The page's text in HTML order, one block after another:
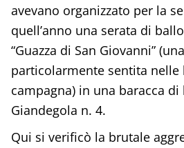
avevano organizzato per la
quell’anno una serata di
“Guazza di San Giovanni”
particolarmente sentita nelle
campagna) in una baracca
Giandegola n. 4.
Qui si verificò la brutale